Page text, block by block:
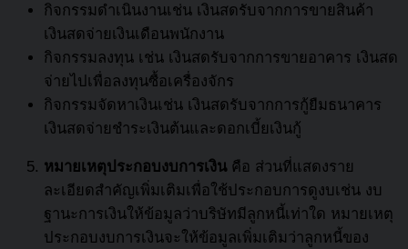
กิจกรรมดำเนินงานเช่น เงินสดรับจากการขายสินค้า
เงินสดจ่ายเงินเดือนพนักงาน
กิจกรรมลงทุน เช่น เงินสดรับจากการขายอาคาร เงินสด
จ่ายไปเพื่อลงทุนซื้อเครื่องจักร
กิจกรรมจัดหาเงินเช่น เงินสดรับจากการกู้ยืมธนาคาร
เงินสดจ่ายชำระเงินต้นและดอกเบี้ยเงินกู้
หมายเหตุประกอบงบการเงินคือ ส่วนที่แสดงราย
ละเอียดสำคัญเพิ่มเติมเพื่อใช้ประกอบการดูงบเช่น งบ
ฐานะการเงินให้ข้อมูลว่าบริษัทมีลูกหนี้เท่าใด หมายเหตุ
ประกอบงบการเงินจะให้ข้อมูลเพิ่มเติมว่าลูกหนี้ของ